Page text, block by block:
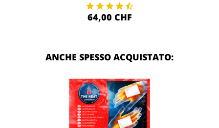
64,00 CHF
ANCHE SPESSO ACQUISTATO: